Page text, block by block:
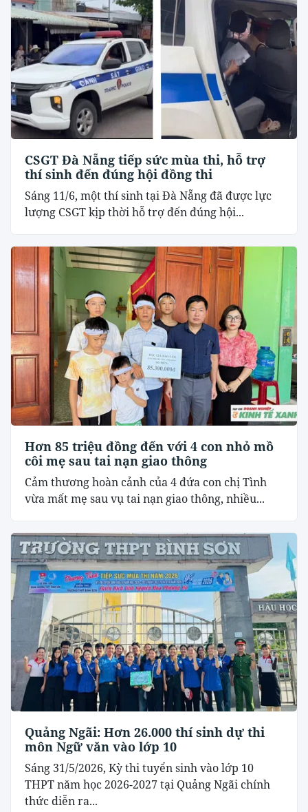
CSGT Đà Nẵng tiếp sức mùa thi, hỗ trợ
thí sinh đến đúng hội đồng thi
Sáng 11/6, một thí sinh tại Đà Nẵng đã được lực
lượng CSGT kịp thời hỗ trợ đến đúng hội...
Hơn 85 triệu đồng đến với 4 con nhỏ mồ
côi mẹ sau tai nạn giao thông
Cảm thương hoàn cảnh của 4 đứa con chị Tình
vừa mất mẹ sau vụ tai nạn giao thông, nhiều...
Quảng Ngãi: Hơn 26.000 thí sinh dự thi
môn Ngữ văn vào lớp 10
Sáng 31/5/2026, Kỳ thi tuyển sinh vào lớp 10
THPT năm học 2026-2027 tại Quảng Ngãi chính
thức diễn ra...